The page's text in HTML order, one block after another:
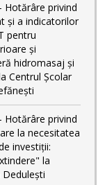
Hotărâre privind
și a indicatorilor
pentru
și
hidromasaj și
Centrul Școlar
Hotărâre privind
la necesitatea
investiții:
la